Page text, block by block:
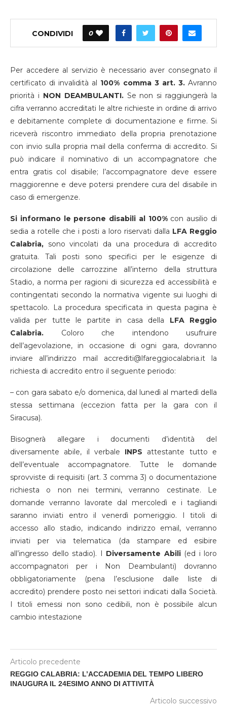
CONDIVIDI 0
Per accedere al servizio è necessario aver consegnato il
certificato di invalidità al 100% comma 3 art. 3.Avranno
priorità i NON DEAMBULANTI.Se non si raggiungerà la
cifra verranno accreditati le altre richieste in ordine di arrivo
e debitamente complete di documentazione e firme. Si
riceverà riscontro immediato della propria prenotazione
con invio sulla propria mail della conferma di accredito. Si
può indicare il nominativo di un accompagnatore che
entra gratis col disabile; l’accompagnatore deve essere
maggiorenne e deve potersi prendere cura del disabile in
caso di emergenze.
Si informano le persone disabili al 100%con ausilio di
sedia a rotelle che i posti a loro riservati dalla LFA Reggio
Calabria, sono vincolati da una procedura di accredito
gratuita. Tali posti sono specifici per le esigenze di
circolazione delle carrozzine all’interno della struttura
Stadio, a norma per ragioni di sicurezza ed accessibilità e
contingentati secondo la normativa vigente sui luoghi di
spettacolo. La procedura specificata in questa pagina è
valida per tutte le partite in casa della LFA Reggio
Calabria. Coloro che intendono usufruire
dell’agevolazione, in occasione di ogni gara, dovranno
inviare all’indirizzo mail accrediti@lfareggiocalabria.it la
richiesta di accredito entro il seguente periodo:
– con gara sabato e/o domenica, dal lunedì al martedì della
stessa settimana (eccezion fatta per la gara con il
Siracusa).
Bisognerà allegare i documenti d’identità del
diversamente abile, il verbale INPS attestante tutto e
dell’eventuale accompagnatore. Tutte le domande
sprovviste di requisiti (art. 3 comma 3) o documentazione
richiesta o non nei termini, verranno cestinate. Le
domande verranno lavorate dal mercoledì e i tagliandi
saranno inviati entro il venerdì pomeriggio. I titoli di
accesso allo stadio, indicando indirizzo email, verranno
inviati per via telematica (da stampare ed esibire
all’ingresso dello stadio). I Diversamente Abili(ed i loro
accompagnatori per i Non Deambulanti) dovranno
obbligatoriamente (pena l’esclusione dalle liste di
accredito) prendere posto nei settori indicati dalla Società.
I titoli emessi non sono cedibili, non è possibile alcun
cambio intestazione
Articolo precedente
REGGIO CALABRIA: L’ACCADEMIA DEL TEMPO LIBERO
INAUGURA IL 24ESIMO ANNO DI ATTIVITÀ
Articolo successivo